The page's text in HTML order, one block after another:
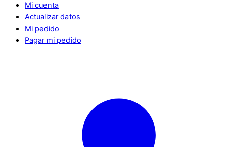
Mi cuenta
Actualizar datos
Mi pedido
Pagar mi pedido